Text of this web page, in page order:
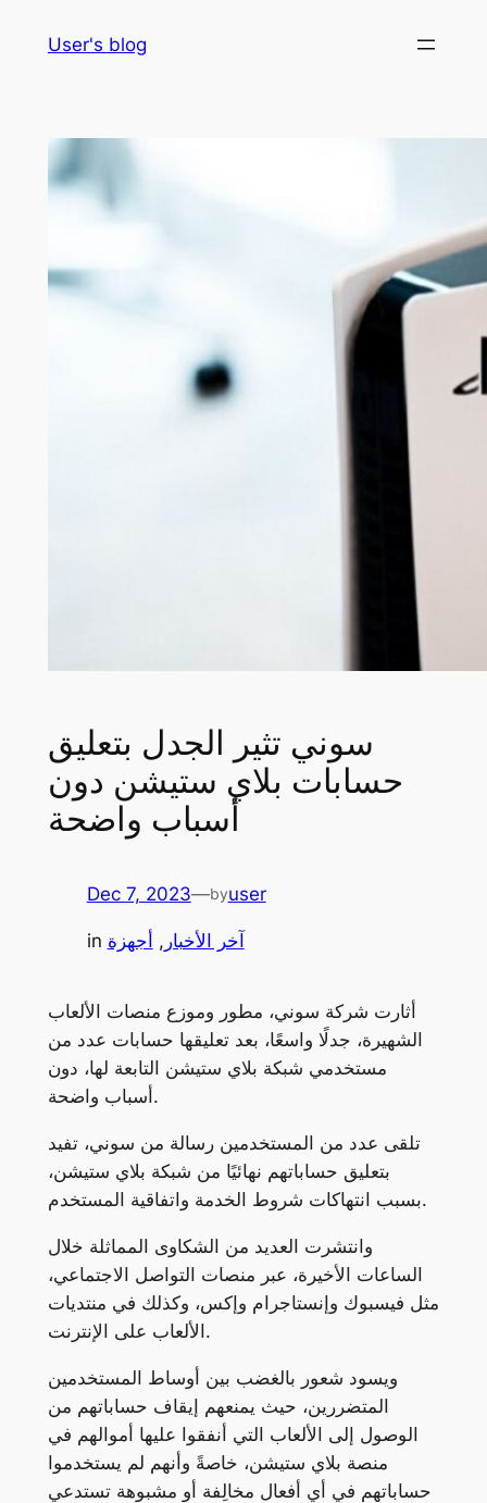
User's blog
سوني تثير الجدل بتعليق
حسابات بلاي ستيشن دون
أسباب واضحة
Dec 7, 2023—byuser
in آخر الأخبار , أجهزة
أثارت شركة سوني، مطور وموزع منصات الألعاب
الشهيرة، جدلًا واسعًا، بعد تعليقها حسابات عدد من
مستخدمي شبكة بلاي ستيشن التابعة لها، دون
أسباب واضحة.
تلقى عدد من المستخدمين رسالة من سوني، تفيد
بتعليق حساباتهم نهائيًا من شبكة بلاي ستيشن،
بسبب انتهاكات شروط الخدمة واتفاقية المستخدم.
وانتشرت العديد من الشكاوى المماثلة خلال
الساعات الأخيرة، عبر منصات التواصل الاجتماعي،
مثل فيسبوك وإنستاجرام وإكس، وكذلك في منتديات
الألعاب على الإنترنت.
ويسود شعور بالغضب بين أوساط المستخدمين
المتضررين، حيث يمنعهم إيقاف حساباتهم من
الوصول إلى الألعاب التي أنفقوا عليها أموالهم في
منصة بلاي ستيشن، خاصةً وأنهم لم يستخدموا
حساباتهم في أي أفعال مخالِفة أو مشبوهة تستدعي